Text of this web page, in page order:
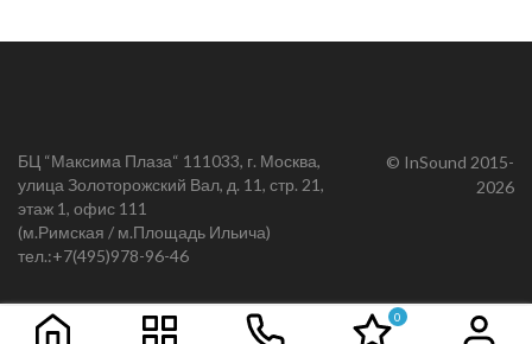
БЦ “Максима Плаза“ 111033, г. Москва,
улица Золоторожский Вал, д. 11, стр. 21,
этаж 1, офис 111
(м.Римская / м.Площадь Ильича)
тел.:+7(495)978-96-46
© InSound 2015-
2026
0